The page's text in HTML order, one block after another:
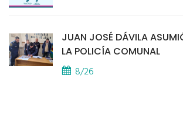
JUAN JOSÉ DÁVILA
LA POLICÍA COMUNAL
8/26